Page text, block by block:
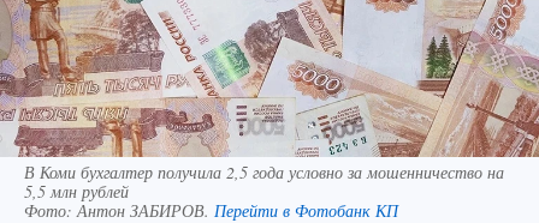
В Коми бухгалтер получила 2,5 года условно за мошенничество на
5,5 млн рублей
Фото: Антон ЗАБИРОВ. Перейти в Фотобанк КП